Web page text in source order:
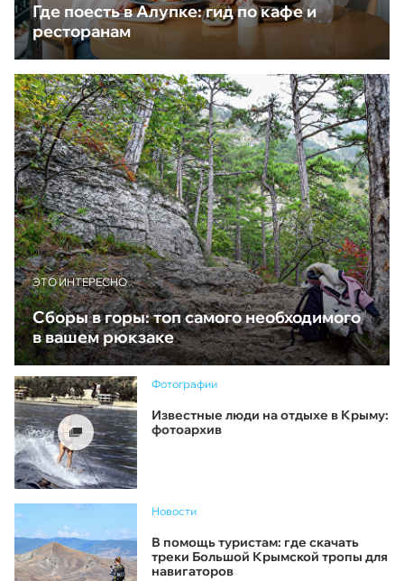
Где поесть в Алупке: гид по кафе и
ресторанам
ЭТО ИНТЕРЕСНО
Сборы в горы: топ самого необходимого
в вашем рюкзаке
Фотографии
Известные люди на отдыхе в Крыму:
фотоархив
Новости
В помощь туристам: где скачать
треки Большой Крымской тропы для
навигаторов